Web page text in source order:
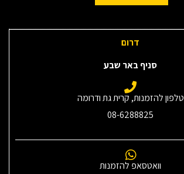
דרום
סניף באר שבע
טלפון להזמנות, קרית גת ודרומה
08-6288825
וואטסאפ להזמנות